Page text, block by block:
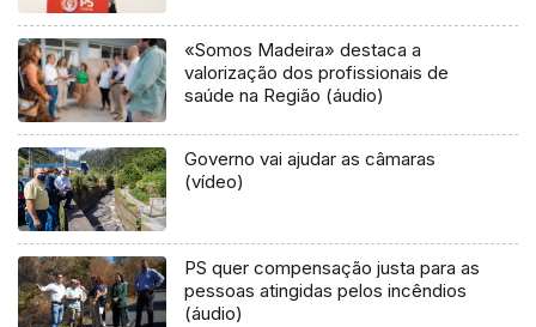
«Somos Madeira» destaca a
valorização dos profissionais de
saúde na Região (áudio)
Governo vai ajudar as câmaras
(vídeo)
PS quer compensação justa para as
pessoas atingidas pelos incêndios
(áudio)